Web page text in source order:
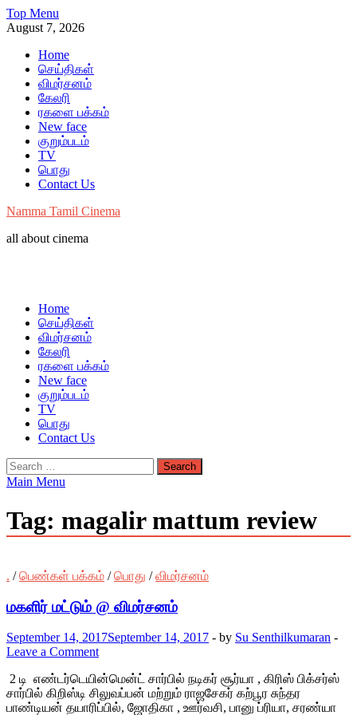
Skip
to
Top Menu
August 7, 2026
Home
செய்திகள்
விமர்சனம்
கேலரி
ரகளை பக்கம்
New face
குறும்படம்
TV
பொது
Contact Us
Namma Tamil Cinema
all about cinema
Home
செய்திகள்
விமர்சனம்
கேலரி
ரகளை பக்கம்
New face
குறும்படம்
TV
பொது
Contact Us
Search
for:
Main Menu
Tag: magalir mattum review
. /பெண்கள் பக்கம் /பொது /விமர்சனம்
மகளிர் மட்டும் @ விமர்சனம்
September 14, 2017September 14, 2017 - by Su Senthilkumaran -
Leave a Comment
2 டி எண்டர்டெயின்மென்ட் சார்பில் நடிகர் சூர்யா , கிரிஸ் பிக்சர்ஸ்
சார்பில் கிறிஸ்டி சிலுவப்பன் மற்றும் ராஜசேகர் கற்பூர சுந்தர
பாண்டியன் தயாரிப்பில், ஜோதிகா , ஊர்வசி, பானு ப்ரியா, சரண்யா